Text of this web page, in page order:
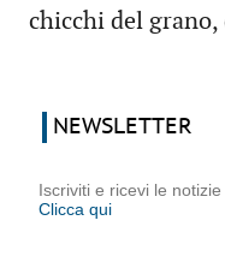
chicchi del grano,
NEWSLETTER
Iscriviti e ricevi le
Clicca qui